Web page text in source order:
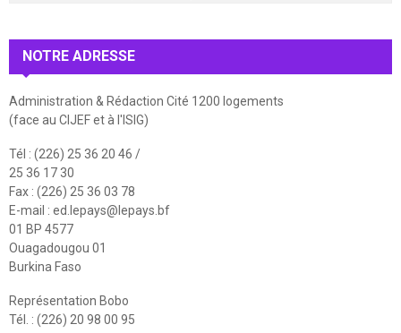
NOTRE ADRESSE
Administration & Rédaction Cité 1200 logements
(face au CIJEF et à l'ISIG)
Tél : (226) 25 36 20 46 /
25 36 17 30
Fax : (226) 25 36 03 78
E-mail : ed.lepays@lepays.bf
01 BP 4577
Ouagadougou 01
Burkina Faso
Représentation Bobo
Tél. : (226) 20 98 00 95